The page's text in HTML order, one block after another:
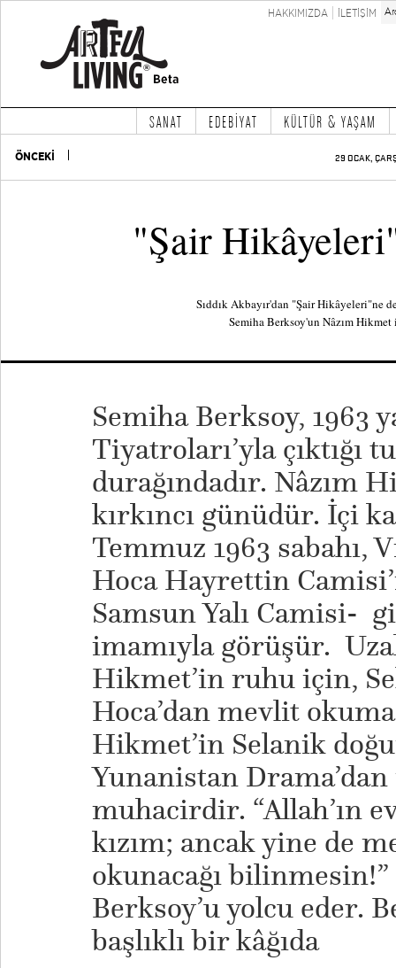
HAKKIMIZDA İLETİŞİM
SANAT EDEBİYAT KÜLTÜR & YAŞAM
ÖNCEKİ 29 OCAK,
"Şair
Sıddık Akbayır'dan "Şair Hikâyeleri"ne
Semiha Berksoy'un Nâzım
Semiha Berksoy, 1963
Tiyatroları’yla çıktığı
durağındadır. Nâzım
kırkıncı günüdür. İçi
Temmuz 1963 sabahı,
Hoca Hayrettin
Samsun Yalı Camisi-
imamıyla görüşür.
Hikmet’in ruhu için,
Hoca’dan mevlit
Hikmet’in Selanik
Yunanistan
muhacirdir. “Allah’ın
kızım; ancak yine de
okunacağı bilinmesin!”
Berksoy’u yolcu eder.
başlıklı bir kâğıda